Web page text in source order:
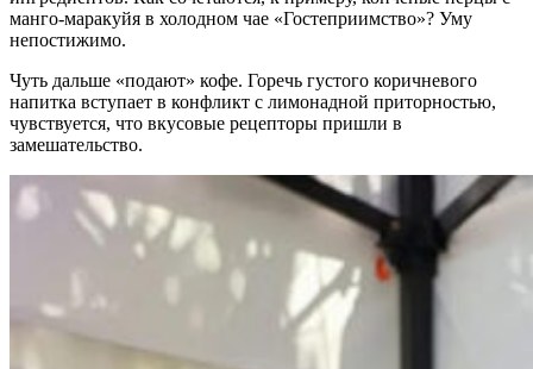
манго-маракуйя в холодном чае «Гостеприимство»? Уму
непостижимо.
Чуть дальше «подают» кофе. Горечь густого коричневого
напитка вступает в конфликт с лимонадной приторностью,
чувствуется, что вкусовые рецепторы пришли в
замешательство.